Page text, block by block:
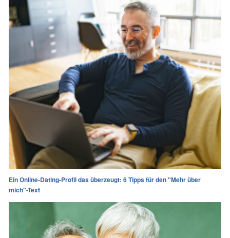
Ein Online-Dating-Profil das überzeugt: 6 Tipps für den "Mehr über
mich"-Text